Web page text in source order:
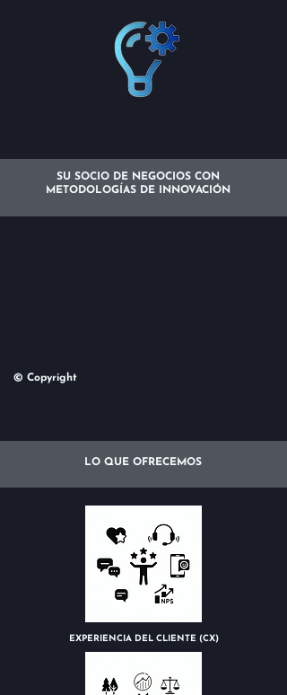
SU SOCIO DE NEGOCIOS CON
METODOLOGÍAS DE INNOVACIÓN
© Copyright
LO QUE OFRECEMOS
EXPERIENCIA DEL CLIENTE (CX)